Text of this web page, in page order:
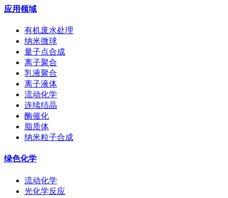
应用领域
有机废水处理
纳米微球
量子点合成
离子聚合
乳液聚合
离子液体
流动化学
连续结晶
酶催化
脂质体
纳米粒子合成
绿色化学
流动化学
光化学反应